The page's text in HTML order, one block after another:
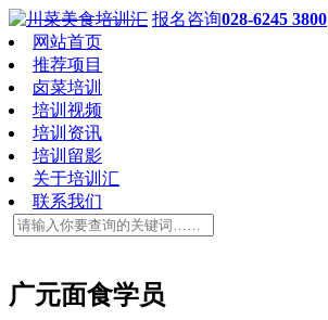
报名咨询028-6245 3800
网站首页
推荐项目
卤菜培训
培训视频
培训资讯
培训留影
关于培训汇
联系我们
广元面食学员